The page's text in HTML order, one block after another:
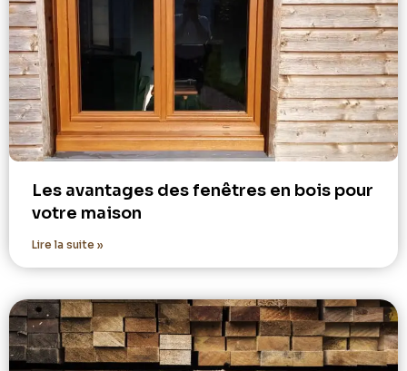
Les avantages des fenêtres en bois pour
votre maison
Lire la suite »